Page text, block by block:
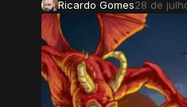
Ricardo Gomes28 de